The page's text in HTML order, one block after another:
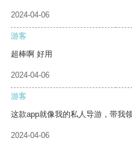
2024-04-06
游客
超棒啊 好用
2024-04-06
游客
这款app就像我的私人导游，带我
2024-04-06